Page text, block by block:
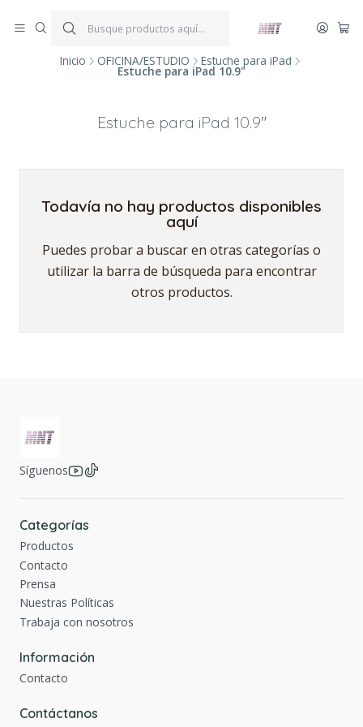
*Aplica condiciones y restricciones*
Inicio OFICINA/ESTUDIO Estuche para iPad
Estuche para iPad 10.9"
Estuche para iPad 10.9"
Todavía no hay productos disponibles
aquí
Puedes probar a buscar en otras categorías o
utilizar la barra de búsqueda para encontrar
otros productos.
Síguenos
Categorías
Productos
Contacto
Prensa
Nuestras Políticas
Trabaja con nosotros
Información
Contacto
Contáctanos